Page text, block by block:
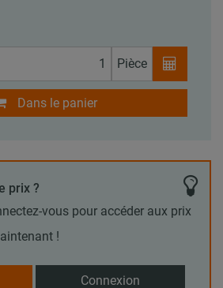
Pièce
Dans le panier
prix ?
vous pour accéder aux prix
!
Connexion